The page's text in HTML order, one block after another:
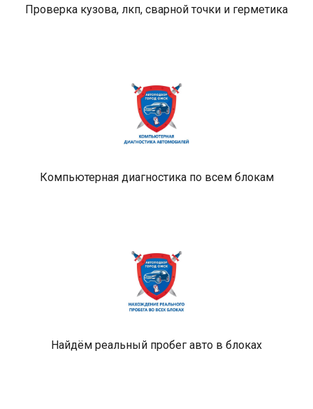
Проверка кузова, лкп, сварной точки и герметика
Компьютерная диагностика по всем блокам
Найдём реальный пробег авто в блоках